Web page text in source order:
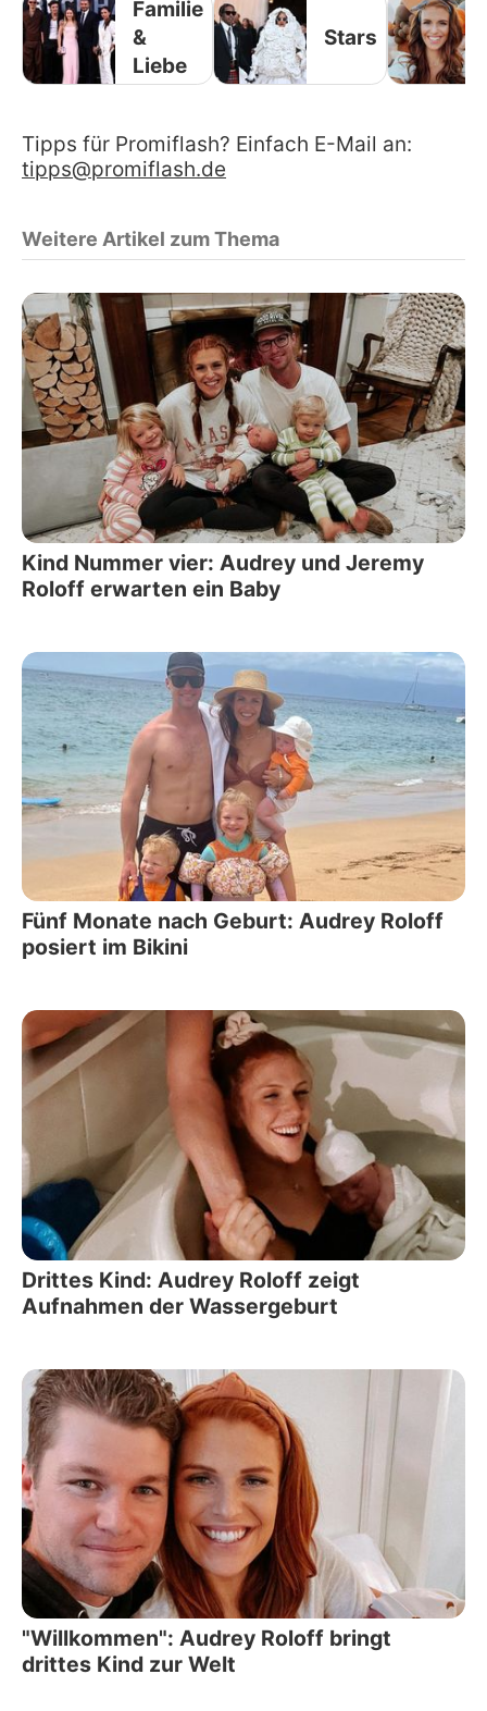
Familie
&
Liebe
Stars
Tipps für Promiflash? Einfach E-Mail an:
tipps@promiflash.de
Weitere Artikel zum Thema
Kind Nummer vier: Audrey und Jeremy
Roloff erwarten ein Baby
Fünf Monate nach Geburt: Audrey Roloff
posiert im Bikini
Drittes Kind: Audrey Roloff zeigt
Aufnahmen der Wassergeburt
"Willkommen": Audrey Roloff bringt
drittes Kind zur Welt